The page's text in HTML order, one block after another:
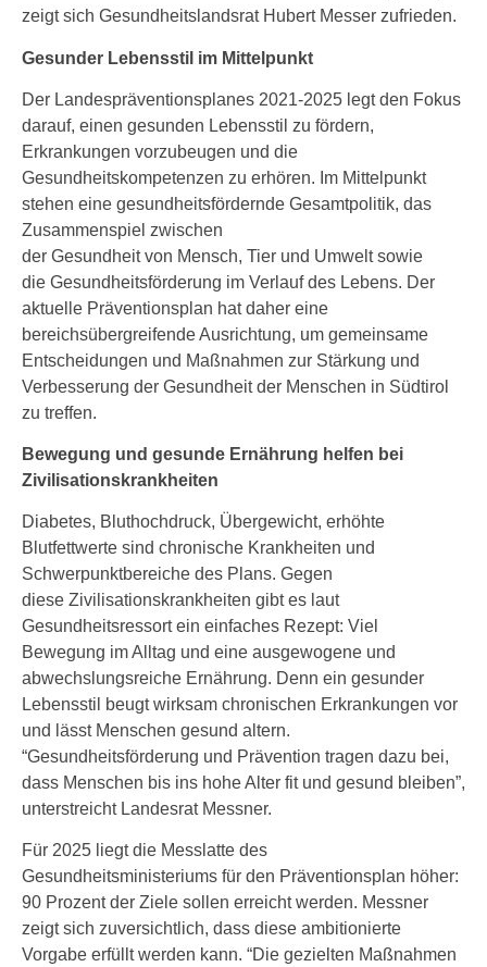
zeigt sich Gesundheitslandsrat Hubert Messer zufrieden.
Gesunder Lebensstil im Mittelpunkt
Der Landespräventionsplanes 2021-2025 legt den Fokus
darauf, einen gesunden Lebensstil zu fördern,
Erkrankungen vorzubeugen und die
Gesundheitskompetenzen zu erhören. Im Mittelpunkt
stehen eine gesundheitsfördernde Gesamtpolitik, das
Zusammenspiel zwischen
der Gesundheit von Mensch, Tier und Umwelt sowie
die Gesundheitsförderung im Verlauf des Lebens. Der
aktuelle Präventionsplan hat daher eine
bereichsübergreifende Ausrichtung, um gemeinsame
Entscheidungen und Maßnahmen zur Stärkung und
Verbesserung der Gesundheit der Menschen in Südtirol
zu treffen.
Bewegung und gesunde Ernährung helfen bei
Zivilisationskrankheiten
Diabetes, Bluthochdruck, Übergewicht, erhöhte
Blutfettwerte sind chronische Krankheiten und
Schwerpunktbereiche des Plans. Gegen
diese Zivilisationskrankheiten gibt es laut
Gesundheitsressort ein einfaches Rezept: Viel
Bewegung im Alltag und eine ausgewogene und
abwechslungsreiche Ernährung. Denn ein gesunder
Lebensstil beugt wirksam chronischen Erkrankungen vor
und lässt Menschen gesund altern.
“Gesundheitsförderung und Prävention tragen dazu bei,
dass Menschen bis ins hohe Alter fit und gesund bleiben”,
unterstreicht Landesrat Messner.
Für 2025 liegt die Messlatte des
Gesundheitsministeriums für den Präventionsplan höher:
90 Prozent der Ziele sollen erreicht werden. Messner
zeigt sich zuversichtlich, dass diese ambitionierte
Vorgabe erfüllt werden kann. “Die gezielten Maßnahmen